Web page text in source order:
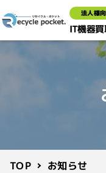
法人様
IT機器
TOP お知らせ